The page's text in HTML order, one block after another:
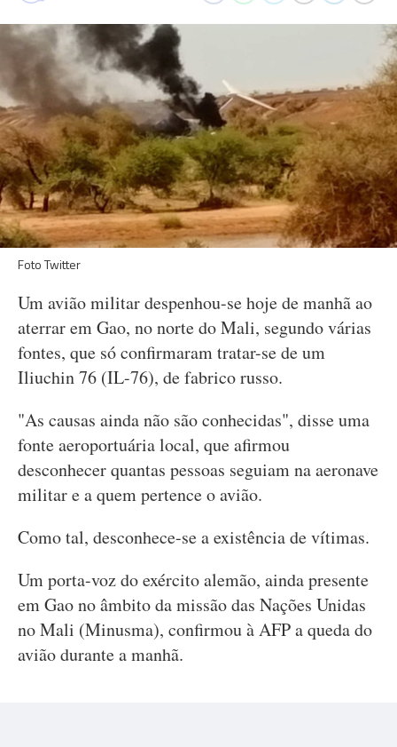
Foto Twitter
Um avião militar despenhou-se hoje de manhã ao
aterrar em Gao, no norte do Mali, segundo várias
fontes, que só confirmaram tratar-se de um
Iliuchin 76 (IL-76), de fabrico russo.
"As causas ainda não são conhecidas", disse uma
fonte aeroportuária local, que afirmou
desconhecer quantas pessoas seguiam na aeronave
militar e a quem pertence o avião.
Como tal, desconhece-se a existência de vítimas.
Um porta-voz do exército alemão, ainda presente
em Gao no âmbito da missão das Nações Unidas
no Mali (Minusma), confirmou à AFP a queda do
avião durante a manhã.